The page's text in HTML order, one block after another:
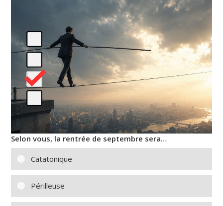
Selon vous, la rentrée de septembre sera…
Catatonique
Périlleuse